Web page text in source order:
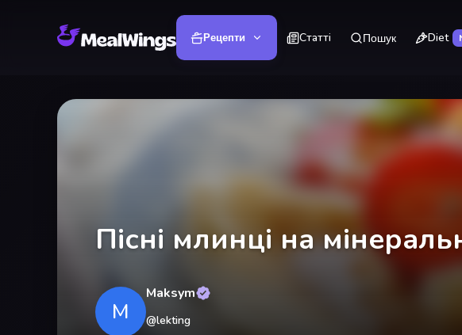
Рецепти Статті Пошук Diet
Пісні млинці на
M
Maksym
@lekting